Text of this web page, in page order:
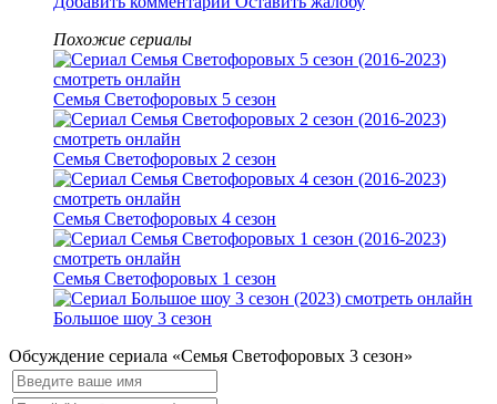
Похожие сериалы
Семья Светофоровых 5 сезон
Семья Светофоровых 2 сезон
Семья Светофоровых 4 сезон
Семья Светофоровых 1 сезон
Большое шоу 3 сезон
Обсуждение сериала «Семья Светофоровых 3 сезон»